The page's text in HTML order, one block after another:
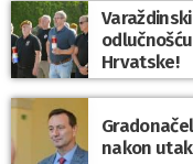
Hrvatske!
nakon